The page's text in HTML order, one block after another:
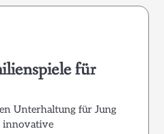
für
Unterhaltung für Jung
innovative